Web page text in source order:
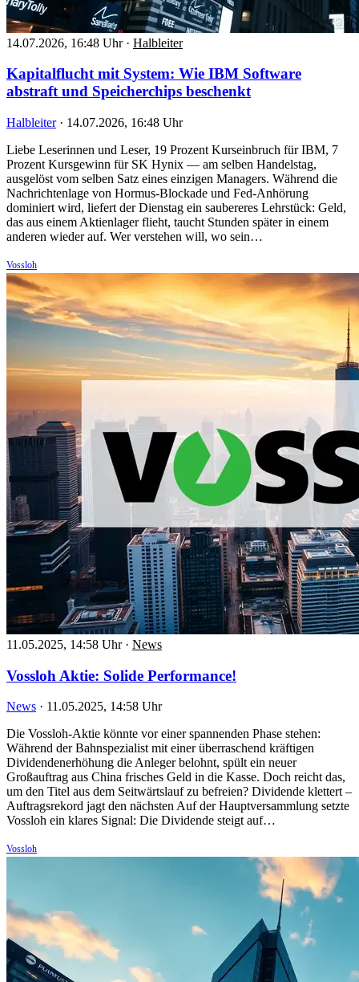
14.07.2026, 16:48 Uhr · Halbleiter
Kapitalflucht mit System: Wie IBM Software
abstraft und Speicherchips beschenkt
Halbleiter · 14.07.2026, 16:48 Uhr
Liebe Leserinnen und Leser, 19 Prozent Kurseinbruch für IBM, 7
Prozent Kursgewinn für SK Hynix — am selben Handelstag,
ausgelöst vom selben Satz eines einzigen Managers. Während die
Nachrichtenlage von Hormus-Blockade und Fed-Anhörung
dominiert wird, liefert der Dienstag ein saubereres Lehrstück: Geld,
das aus einem Aktienlager flieht, taucht Stunden später in einem
anderen wieder auf. Wer verstehen will, wo sein…
Vossloh
11.05.2025, 14:58 Uhr · News
Vossloh Aktie: Solide Performance!
News · 11.05.2025, 14:58 Uhr
Die Vossloh-Aktie könnte vor einer spannenden Phase stehen:
Während der Bahnspezialist mit einer überraschend kräftigen
Dividendenerhöhung die Anleger belohnt, spült ein neuer
Großauftrag aus China frisches Geld in die Kasse. Doch reicht das,
um den Titel aus dem Seitwärtslauf zu befreien? Dividende klettert –
Auftragsrekord jagt den nächsten Auf der Hauptversammlung setzte
Vossloh ein klares Signal: Die Dividende steigt auf…
Vossloh